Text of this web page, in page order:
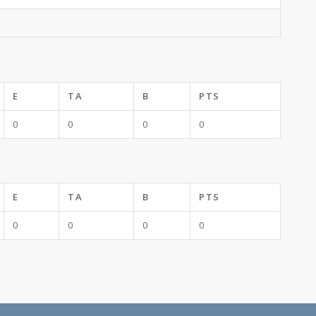
E TA B PTS
0 0 0 0
E TA B PTS
0 0 0 0